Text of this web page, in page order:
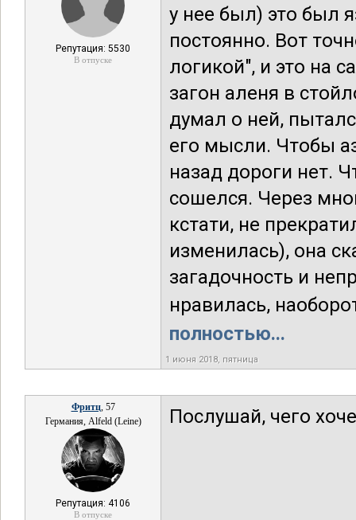
Репутация: 5530
В отпуске
у нее был) это был
постоянно. Вот
логикой", и это на
загон аленя в
думал о ней,
его мысли. Чтобы
назад дороги нет.
сошелся. Через
кстати, не
изменилась), она
загадочность и
нравилась,
полностью...
1 июня 2018, пятница
Фритц, 57
Германия, Alfeld (Leine)
Репутация: 4106
В отпуске
Послушай, чего